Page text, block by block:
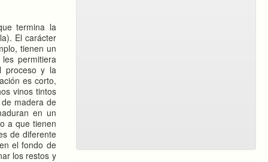
termina la
El carácter
tienen un
permitiera
proceso y la
es corto,
vinos tintos
madera de
en un
a que tienen
de diferente
el fondo de
los restos y